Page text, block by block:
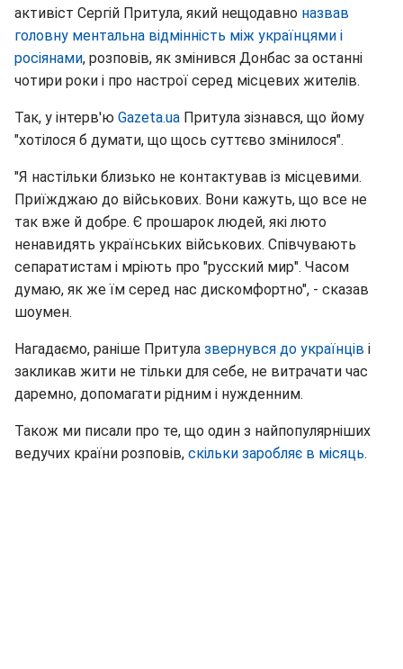
активіст Сергій Притула, який нещодавно назвав
головну ментальна відмінність між українцями і
росіянами, розповів, як змінився Донбас за останні
чотири роки і про настрої серед місцевих жителів.
Так, у інтерв'ю Gazeta.ua Притула зізнався, що йому
"хотілося б думати, що щось суттєво змінилося".
"Я настільки близько не контактував із місцевими.
Приїжджаю до військових. Вони кажуть, що все не
так вже й добре. Є прошарок людей, які люто
ненавидять українських військових. Співчувають
сепаратистам і мріють про "русский мир". Часом
думаю, як же їм серед нас дискомфортно", - сказав
шоумен.
Нагадаємо, раніше Притула звернувся до українців і
закликав жити не тільки для себе, не витрачати час
даремно, допомагати рідним і нужденним.
Також ми писали про те, що один з найпопулярніших
ведучих країни розповів, скільки заробляє в місяць.